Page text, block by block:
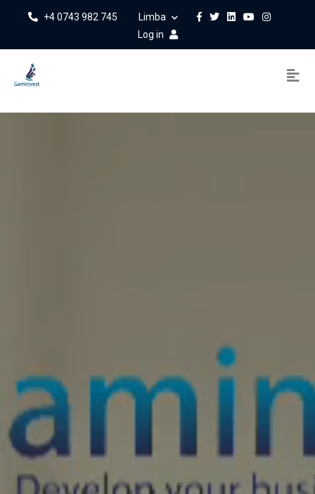
+4 0743 982 745
Limba
Log in